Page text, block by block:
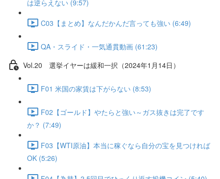
は逆らえない (9:57)
C03【まとめ】なんだかんだ言っても強い (6:49)
QA・スライド・一気通貫動画 (61:23)
Vol.20 選挙イヤーは緩和一択（2024年1月14日）
F01 米国の家賃は下がらない (8:53)
F02【ゴールド】やたらと強い～ガス抜きは完了です
か？ (7:49)
F03【WTI原油】本当に稼ぐなら自分の宝を見つければ
OK (5:26)